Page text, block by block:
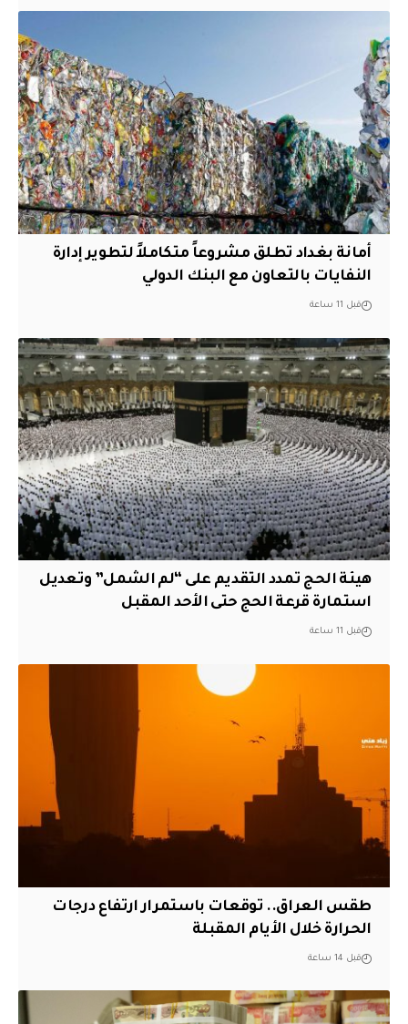
أمانة بغداد تطلق مشروعاً متكاملاً لتطوير إدارة
النفايات بالتعاون مع البنك الدولي
قبل 11 ساعة
هيئة الحج تمدد التقديم على “لم الشمل” وتعديل
استمارة قرعة الحج حتى الأحد المقبل
قبل 11 ساعة
طقس العراق.. توقعات باستمرار ارتفاع درجات
الحرارة خلال الأيام المقبلة
قبل 14 ساعة